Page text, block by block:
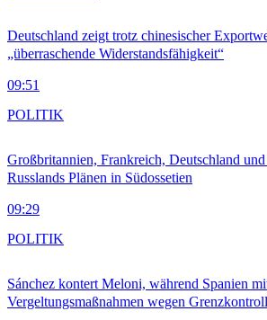
Deutschland zeigt trotz chinesischer
„überraschende Widerstandsfähigkeit“
09:51
Großbritannien, Frankreich, Deutschland
Russlands Plänen in Südossetien
09:29
POLITIK
Sánchez kontert Meloni, während Spanien
Vergeltungsmaßnahmen wegen
POLITIK